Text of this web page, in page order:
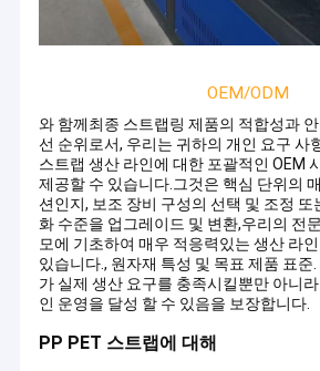
OEM/ODM
와 함께최종 스트랩링 제품의 적합성과
선 순위로서, 우리는 귀하의 개인 요구 사
스트랩 생산 라인에 대한 포괄적인 OEM
제공할 수 있습니다.그것은 핵심 단위의
션인지, 보조 장비 구성의 선택 및 조정 또
화 수준을 업그레이드 및 변환,우리의 전
모에 기초하여 매우 적응력있는 생산 라
있습니다., 원자재 특성 및 목표 제품 표준
가 실제 생산 요구를 충족시킬뿐만 아니
인 운영을 달성 할 수 있음을 보장합니다.
PP PET 스트랩에 대해